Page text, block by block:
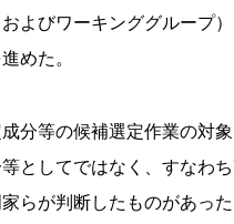
よびワーキンググループ
めた。
分等の候補選定作業の対
としてではなく、すなわ
らが判断したものがあった